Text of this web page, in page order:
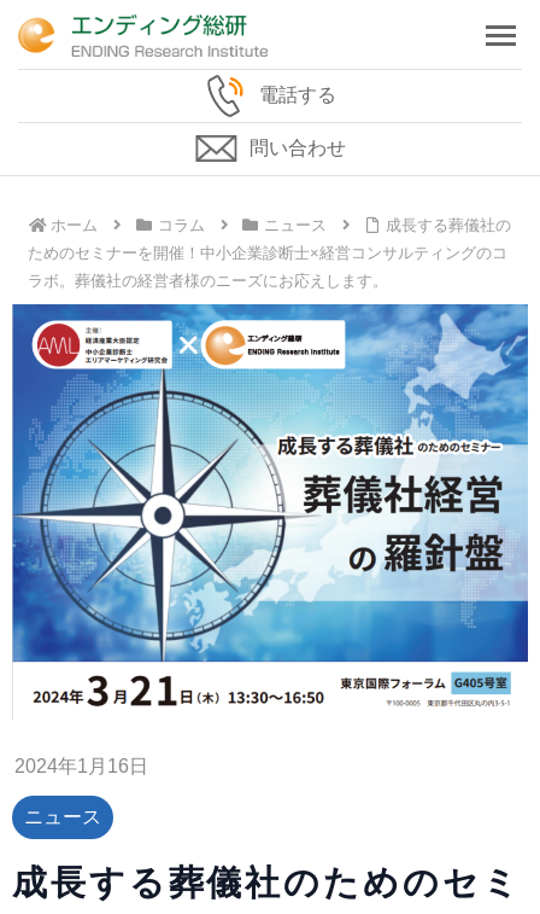
電話する
問い合わせ
ホーム コラム ニュース
成長する葬儀社の
ためのセミナーを開催！中小企業診断士×経営コンサルティングのコ
ラボ。葬儀社の経営者様のニーズにお応えします。
2024年1月16日
ニュース
成長する葬儀社のためのセミ